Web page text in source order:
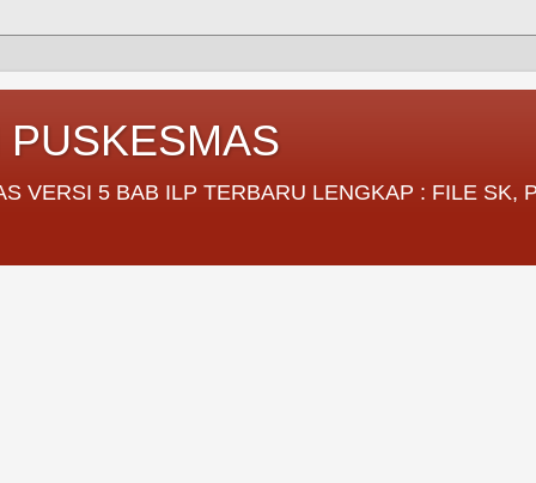
VERSI 5 BAB ILP TERBARU LENGKAP : FILE